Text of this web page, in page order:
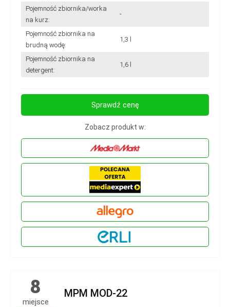
Pojemność zbiornika/worka
na kurz:
-
Pojemność zbiornika na
brudną wodę:
1,3 l
Pojemność zbiornika na
detergent:
1,6 l
Sprawdź cenę
Zobacz produkt w:
8
miejsce
MPM MOD-22